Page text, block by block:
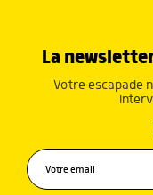
La
Votre escapade